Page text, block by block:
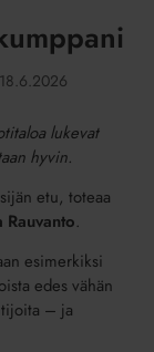
18.6.2026
lukevat
hyvin.
etu, toteaa
Rauvanto.
esimerkiksi
edes vähän
– ja